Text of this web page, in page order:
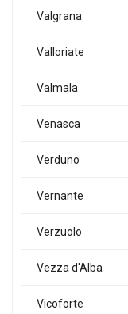
Valgrana
Valloriate
Valmala
Venasca
Verduno
Vernante
Verzuolo
Vezza d'Alba
Vicoforte